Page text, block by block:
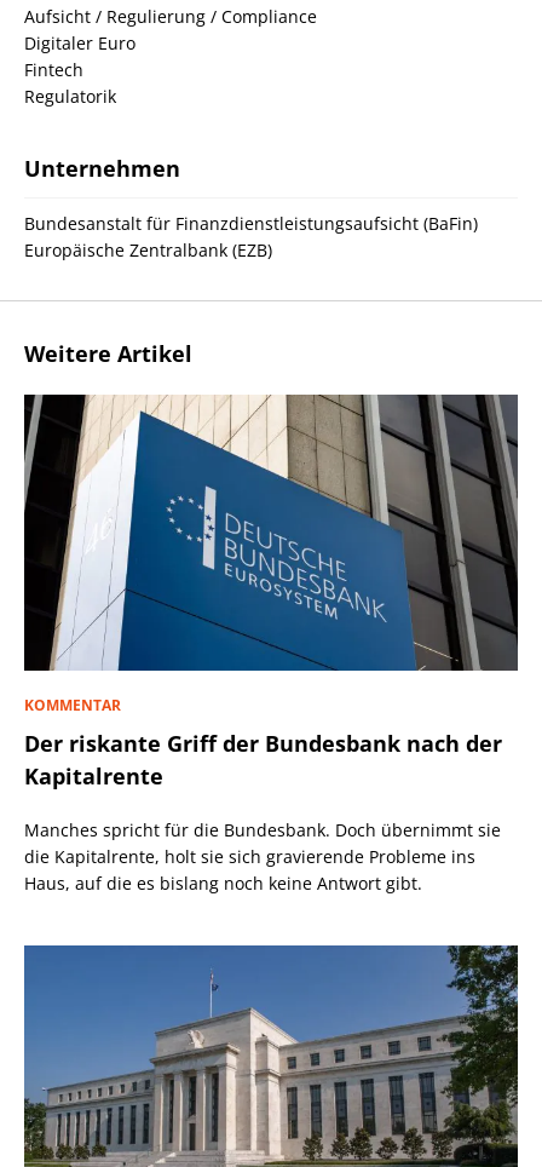
Aufsicht / Regulierung / Compliance
Digitaler Euro
Fintech
Regulatorik
Unternehmen
Bundesanstalt für Finanzdienstleistungsaufsicht (BaFin)
Europäische Zentralbank (EZB)
Weitere Artikel
KOMMENTAR
Der riskante Griff der Bundesbank nach der
Kapitalrente
Manches spricht für die Bundesbank. Doch übernimmt sie
die Kapitalrente, holt sie sich gravierende Probleme ins
Haus, auf die es bislang noch keine Antwort gibt.